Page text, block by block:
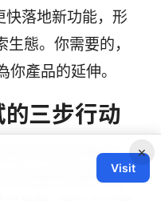
落地新功能，形
態。你需要的，
產品的延伸。
三步行动
护与商业策略之
常使用的细节里。
×
Visit